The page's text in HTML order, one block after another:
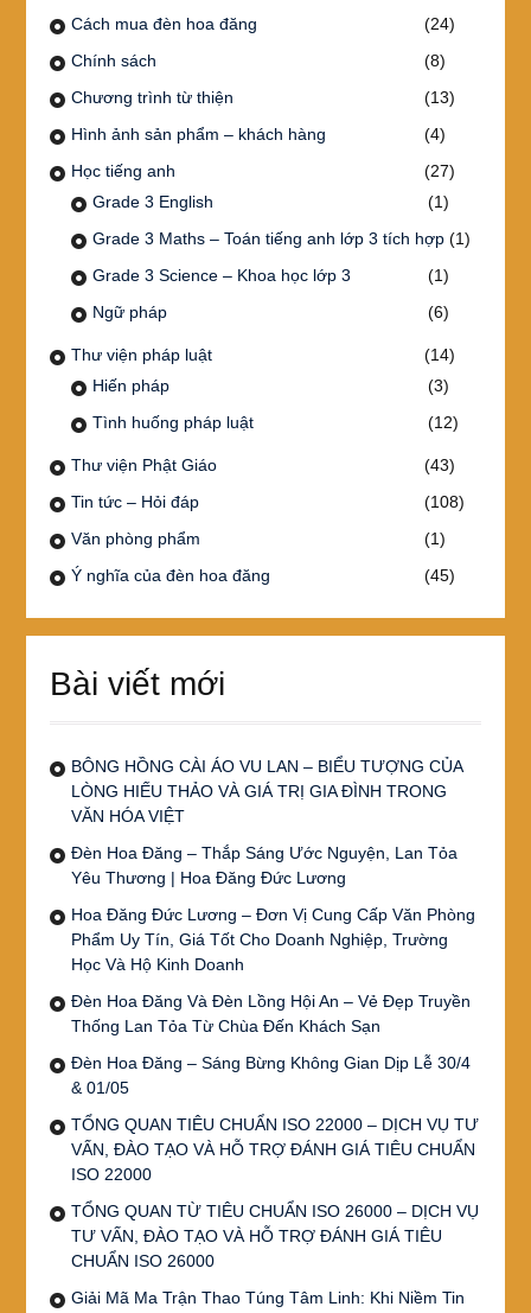
Cách mua đèn hoa đăng
(24)
Chính sách
(8)
Chương trình từ thiện
(13)
Hình ảnh sản phẩm – khách hàng
(4)
Học tiếng anh
(27)
Grade 3 English
(1)
Grade 3 Maths – Toán tiếng anh lớp 3 tích hợp(1)
Grade 3 Science – Khoa học lớp 3
(1)
Ngữ pháp
(6)
Thư viện pháp luật
(14)
Hiến pháp
(3)
Tình huống pháp luật
(12)
Thư viện Phật Giáo
(43)
Tin tức – Hỏi đáp
(108)
Văn phòng phẩm
(1)
Ý nghĩa của đèn hoa đăng
(45)
Bài viết mới
BÔNG HỒNG CÀI ÁO VU LAN – BIỂU TƯỢNG CỦA
LÒNG HIẾU THẢO VÀ GIÁ TRỊ GIA ĐÌNH TRONG
VĂN HÓA VIỆT
Đèn Hoa Đăng – Thắp Sáng Ước Nguyện, Lan Tỏa
Yêu Thương | Hoa Đăng Đức Lương
Hoa Đăng Đức Lương – Đơn Vị Cung Cấp Văn Phòng
Phẩm Uy Tín, Giá Tốt Cho Doanh Nghiệp, Trường
Học Và Hộ Kinh Doanh
Đèn Hoa Đăng Và Đèn Lồng Hội An – Vẻ Đẹp Truyền
Thống Lan Tỏa Từ Chùa Đến Khách Sạn
Đèn Hoa Đăng – Sáng Bừng Không Gian Dịp Lễ 30/4
& 01/05
TỔNG QUAN TIÊU CHUẨN ISO 22000 – DỊCH VỤ TƯ
VẤN, ĐÀO TẠO VÀ HỖ TRỢ ĐÁNH GIÁ TIÊU CHUẨN
ISO 22000
TỔNG QUAN TỪ TIÊU CHUẨN ISO 26000 – DỊCH VỤ
TƯ VẤN, ĐÀO TẠO VÀ HỖ TRỢ ĐÁNH GIÁ TIÊU
CHUẨN ISO 26000
Giải Mã Ma Trận Thao Túng Tâm Linh: Khi Niềm Tin